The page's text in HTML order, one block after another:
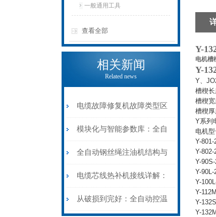
一般通用工具
查看全部
相关新闻
Related news
电缆故障修复机故障类型区
分指南：从“绝缘电
阻”到“波形特征”的精准诊
断逻辑
模块化与智能参数库：全自
动电缆修复机的快速换型逻
辑
全自动钢丝绳注油机结构与
工作原理：揭秘高效润滑的
机械密码
电缆芯线热补机接线详解：
从入门到精通
从破损到完好：全自动控温
Y-
电机槽
Y-
Y、
槽楔
槽楔
槽楔
Y系列
电机
Y-801-
Y-802-
Y-
Y-90L-
Y-
Y-
Y-
Y-